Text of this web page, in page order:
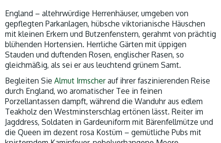
England – altehrwürdige Herrenhäuser, umgeben von
gepflegten Parkanlagen, hübsche viktorianische Häuschen
mit kleinen Erkern und Butzenfenstern, gerahmt von prächtig
blühenden Hortensien. Herrliche Gärten mit üppigen
Stauden und duftenden Rosen, englischer Rasen, so
gleichmäßig, als sei er aus leuchtend grünem Samt.
Begleiten Sie Almut Irmscher auf ihrer faszinierenden Reise
durch England, wo aromatischer Tee in feinen
Porzellantassen dampft, während die Wanduhr aus edlem
Teakholz den Westminsterschlag ertönen lässt. Reiter im
Jagddress, Soldaten in Gardeuniform mit Bärenfellmütze und
die Queen im dezent rosa Kostüm – gemütliche Pubs mit